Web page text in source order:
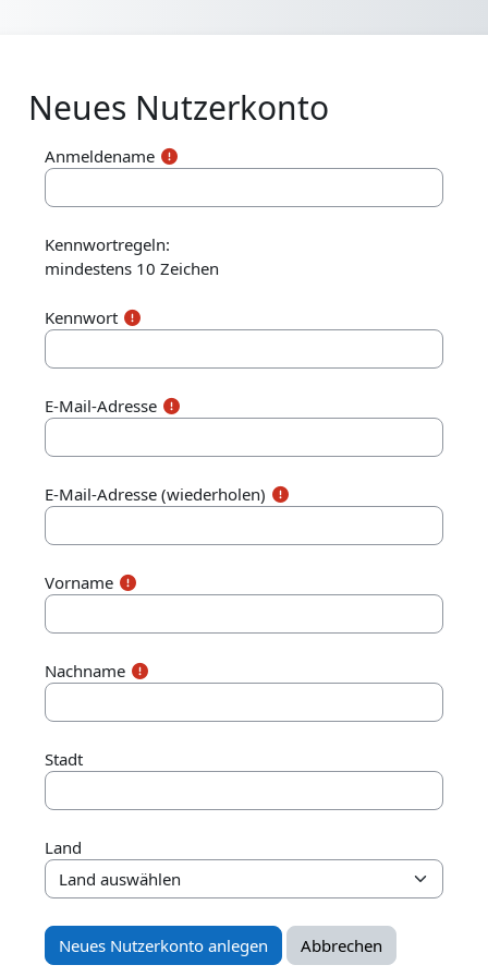
Neues Nutzerkonto
Anmeldename
Kennwortregeln:
mindestens 10 Zeichen
Kennwort
E-Mail-Adresse
E-Mail-Adresse (wiederholen)
Vorname
Nachname
Stadt
Land